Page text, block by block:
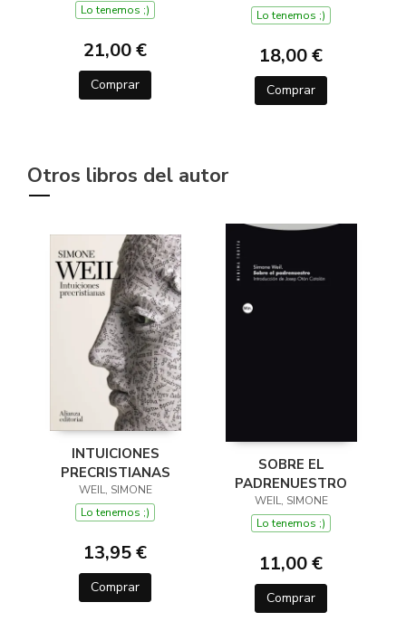
Lo tenemos ;)
21,00 €
Comprar
Lo tenemos ;)
18,00 €
Comprar
Otros libros del autor
INTUICIONES
PRECRISTIANAS
WEIL, SIMONE
Lo tenemos ;)
13,95 €
Comprar
SOBRE EL
PADRENUESTRO
WEIL, SIMONE
Lo tenemos ;)
11,00 €
Comprar